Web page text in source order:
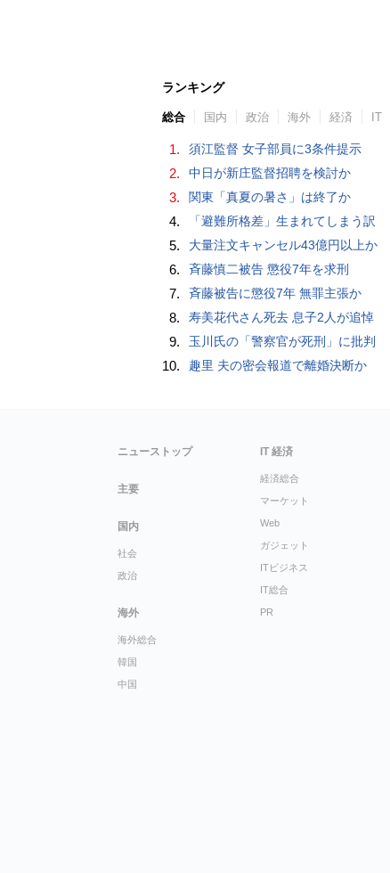
ランキング
総合 国内 政治 海外 経済 IT
1. 須江監督 女子部員に3条件提示
2. 中日が新庄監督招聘を検討か
3. 関東「真夏の暑さ」は終了か
4. 「避難所格差」生まれてしまう訳
5. 大量注文キャンセル43億円以上か
6. 斉藤慎二被告 懲役7年を求刑
7. 斉藤被告に懲役7年 無罪主張か
8. 寿美花代さん死去 息子2人が追悼
9. 玉川氏の「警察官が死刑」に批判
10. 趣里 夫の密会報道で離婚決断か
ニューストップ
主要
国内
社会
政治
海外
海外総合
韓国
中国
IT 経済
経済総合
マーケット
Web
ガジェット
ITビジネス
IT総合
PR